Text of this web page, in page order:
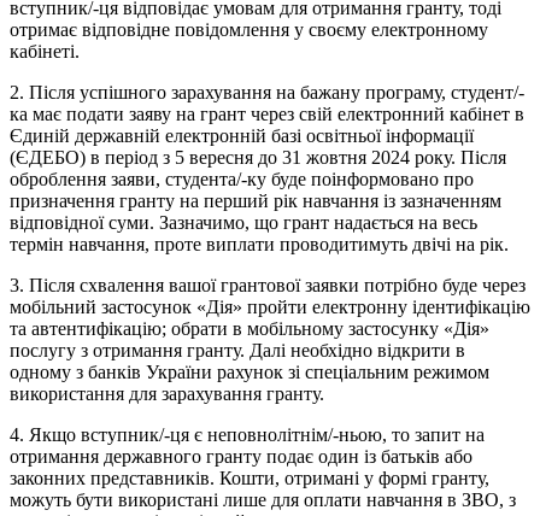
вступник/-ця відповідає умовам для отримання гранту, тоді
отримає відповідне повідомлення у своєму електронному
кабінеті.
2. Після успішного зарахування на бажану програму, студент/-
ка має подати заяву на грант через свій електронний кабінет в
Єдиній державній електронній базі освітньої інформації
(ЄДЕБО) в період з 5 вересня до 31 жовтня 2024 року. Після
оброблення заяви, студента/-ку буде поінформовано про
призначення гранту на перший рік навчання із зазначенням
відповідної суми. Зазначимо, що грант надається на весь
термін навчання, проте виплати проводитимуть двічі на рік.
3. Після схвалення вашої грантової заявки потрібно буде через
мобільний застосунок «Дія» пройти електронну ідентифікацію
та автентифікацію; обрати в мобільному застосунку «Дія»
послугу з отримання гранту. Далі необхідно відкрити в
одному з банків України рахунок зі спеціальним режимом
використання для зарахування гранту.
4. Якщо вступник/-ця є неповнолітнім/-ньою, то запит на
отримання державного гранту подає один із батьків або
законних представників. Кошти, отримані у формі гранту,
можуть бути використані лише для оплати навчання в ЗВО, з